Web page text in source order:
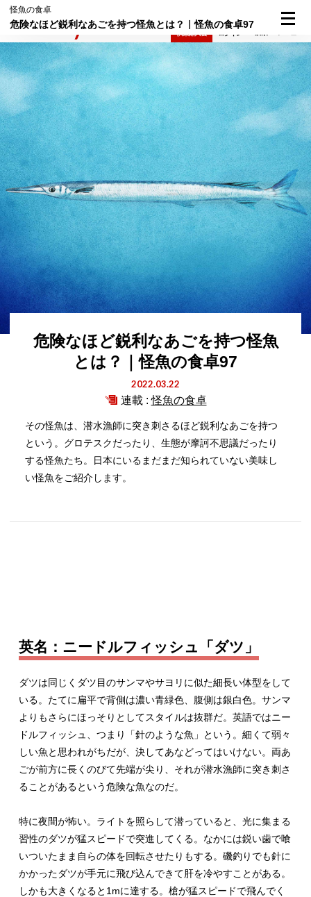
怪魚の食卓
危険なほど鋭利なあごを持つ怪魚とは？｜怪魚の食卓97
危険なほど鋭利なあごを持つ怪魚
とは？｜怪魚の食卓97
2022.03.22
連載 :怪魚の食卓
その怪魚は、潜水漁師に突き刺さるほど鋭利なあごを持つ
という。グロテスクだったり、生態が摩訶不思議だったり
する怪魚たち。日本にいるまだまだ知られていない美味し
い怪魚をご紹介します。
英名：ニードルフィッシュ「ダツ」
ダツは同じくダツ目のサンマやサヨリに似た細長い体型をして
いる。たてに扁平で背側は濃い青緑色、腹側は銀白色。サンマ
よりもさらにほっそりとしてスタイルは抜群だ。英語ではニー
ドルフィッシュ、つまり「針のような魚」という。細くて弱々
しい魚と思われがちだが、決してあなどってはいけない。両あ
ごが前方に長くのびて先端が尖り、それが潜水漁師に突き刺さ
ることがあるという危険な魚なのだ。
特に夜間が怖い。ライトを照らして潜っていると、光に集まる
習性のダツが猛スピードで突進してくる。なかには鋭い歯で喰
いついたまま自らの体を回転させたりもする。磯釣りでも針に
かかったダツが手元に飛び込んできて肝を冷やすことがある。
しかも大きくなると1mに達する。槍が猛スピードで飛んでく